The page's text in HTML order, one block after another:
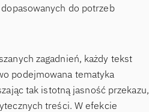
do potrzeb
zagadnień, każdy tekst
podejmowana tematyka
tak istotną jasność przekazu,
treści. W efekcie